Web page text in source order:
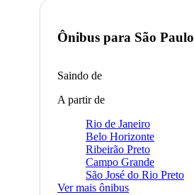
Ônibus para São Paulo
Saindo de
A partir de
Rio de Janeiro
Belo Horizonte
Ribeirão Preto
Campo Grande
São José do Rio Preto
Ver mais ônibus